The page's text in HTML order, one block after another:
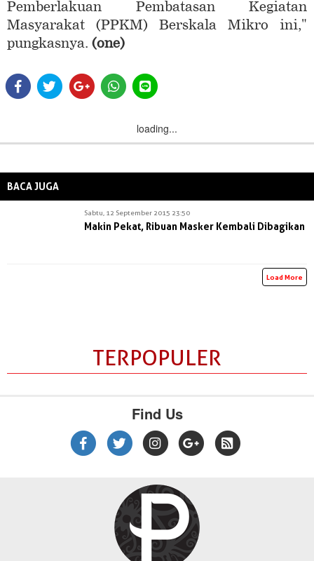
Pemberlakuan Pembatasan Kegiatan
Masyarakat (PPKM) Berskala Mikro ini,"
pungkasnya. (one)
loading...
BACA JUGA
Sabtu, 12 September 2015 23:50
Makin Pekat, Ribuan Masker Kembali Dibagikan
Load More
TERPOPULER
Find Us